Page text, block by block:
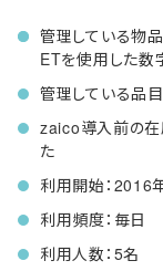
管理している物
ETを使用した数
管理している品
zaico導入前の在
た
利用開始：2016
利用頻度：毎日
利用人数：5名